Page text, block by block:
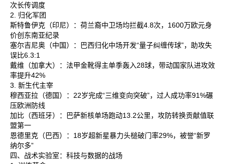
次长传调度‌
2. 归化军团
斯特鲁伊克‌（印尼）：荷兰裔中卫场均拦截4.8次，1600万欧元身
价创东南亚纪录‌
塞尔吉尼奥‌（中国）：巴西归化中场开发“量子纠缠传球”，助攻失
误比6.3:1‌
戴维‌（加拿大）：法甲金靴得主单季轰入28球，带动国家队进攻效
率提升42%‌
3. 新生代主宰
穆西亚拉‌（德国）：22岁完成“三维变向突破”，过人成功率91%碾
压欧洲防线‌
加比‌（西班牙）：巴萨新核单场跑动13.2公里，攻防转换贡献值联
盟第一‌
恩德里克‌（巴西）：18岁超新星暴力头槌破门率29%，被誉“新罗
纳尔多”‌
四、战术实验室：科技与数据的战场